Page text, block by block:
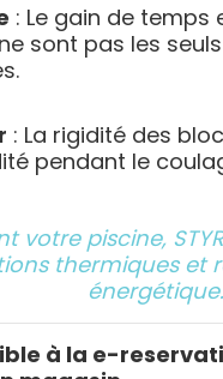
: Le gain de temps
sont pas les
: La rigidité des
pendant le
votre piscine,
thermiques et
énergétique.
à la e-